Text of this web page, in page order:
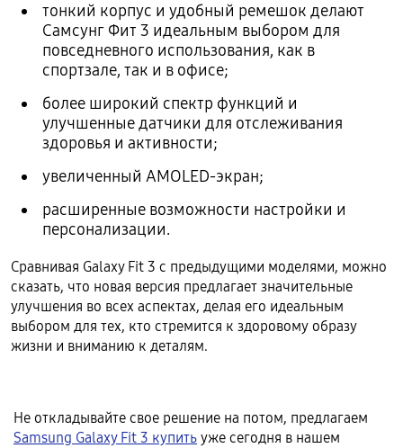
тонкий корпус и удобный ремешок делают
Самсунг Фит 3 идеальным выбором для
повседневного использования, как в
спортзале, так и в офисе;
более широкий спектр функций и
улучшенные датчики для отслеживания
здоровья и активности;
увеличенный AMOLED-экран;
расширенные возможности настройки и
персонализации.
Сравнивая Galaxy Fit 3 с предыдущими моделями, можно
сказать, что новая версия предлагает значительные
улучшения во всех аспектах, делая его идеальным
выбором для тех, кто стремится к здоровому образу
жизни и вниманию к деталям.
Не откладывайте свое решение на потом, предлагаем
Samsung Galaxy Fit 3 купить уже сегодня в нашем